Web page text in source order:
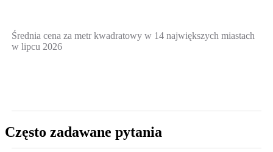
Średnia cena za metr kwadratowy w 14 największych miastach
w lipcu 2026
Często zadawane pytania